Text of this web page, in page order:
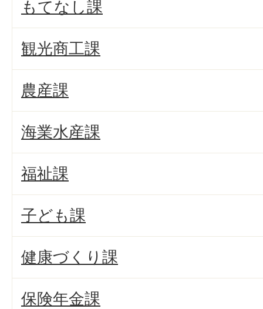
もてなし課
観光商工課
農産課
海業水産課
福祉課
子ども課
健康づくり課
保険年金課